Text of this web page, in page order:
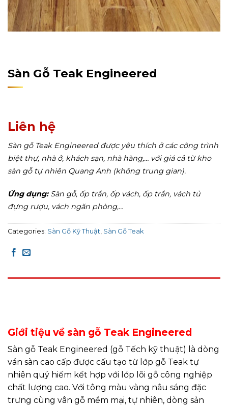
Sàn Gỗ Teak Engineered
Liên hệ
Sàn gỗ Teak Engineered được yêu thích ở các công trình
biệt thự, nhà ở, khách sạn, nhà hàng,… với giá cả từ kho
sàn gỗ tự nhiên Quang Anh (không trung gian).
Ứng dụng:Sàn gỗ, ốp trần, ốp vách, ốp trần, vách tủ
đựng rượu, vách ngăn phòng,…
Categories: Sàn Gỗ Kỹ Thuật, Sàn Gỗ Teak
Giới tiệu về sàn gỗ Teak Engineered
Sàn gỗ Teak Engineered (gỗ Tếch kỹ thuật) là dòng
ván sàn cao cấp được cấu tạo từ lớp gỗ Teak tự
nhiên quý hiếm kết hợp với lớp lõi gỗ công nghiệp
chất lượng cao. Với tông màu vàng nâu sáng đặc
trưng cùng vân gỗ mềm mại, tự nhiên, dòng sản